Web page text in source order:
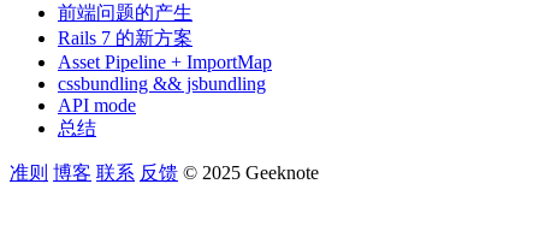
前端问题的产生
Rails 7 的新方案
Asset Pipeline + ImportMap
cssbundling && jsbundling
API mode
总结
准则 博客 联系 反馈 © 2025 Geeknote